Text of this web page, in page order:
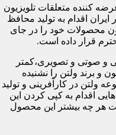
کننده متعلقات تلویزیون
اولین بار در ایران اقدام به تولید محافظ
محصولات خود را در جای
قرار داده است.
و صوتی و تصویری،کمتر
برند ولتن را نشنیده
ولتن در کارآفرینی و تولید
اقدام به کپی کردن این
هر چه بیشتر این محصول